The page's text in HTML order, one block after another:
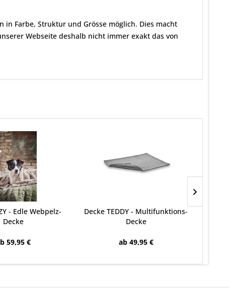
Farbe, Struktur und Grösse möglich. Dies macht
Webseite deshalb nicht immer exakt das von
- Edle Webpelz-
Decke
59,95 €
Decke TEDDY - Multifunktions-
Decke
ab 49,95 €